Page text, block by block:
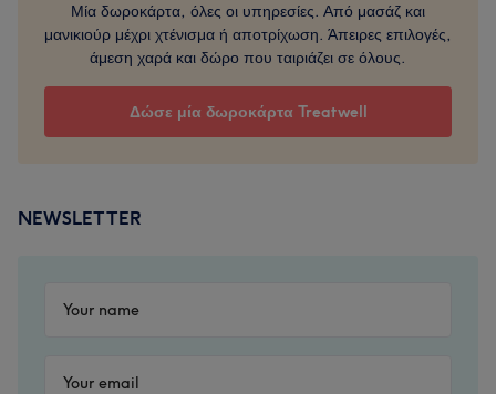
Μία δωροκάρτα, όλες οι υπηρεσίες. Από μασάζ και
μανικιούρ μέχρι χτένισμα ή αποτρίχωση. Άπειρες επιλογές,
άμεση χαρά και δώρο που ταιριάζει σε όλους.
Δώσε μία δωροκάρτα Treatwell
NEWSLETTER